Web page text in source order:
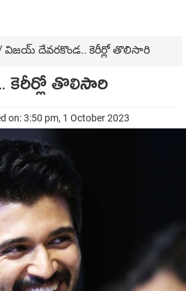
విజయ్ దేవరకొండ.. కెరీర్లో తొలిసారి
కెరీర్లో తొలిసారి
on: 3:50 pm, 1 October 2023